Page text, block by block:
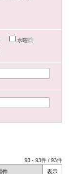
水曜日
93 -93件 /93件